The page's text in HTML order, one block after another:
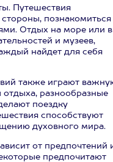
Путешествия
познакомиться
Отдых на море или в
и музеев,
найдет для себя
также играют
отдыха, разнообразные
поездку
способствуют
духовного мира.
от предпочтений
предпочитают